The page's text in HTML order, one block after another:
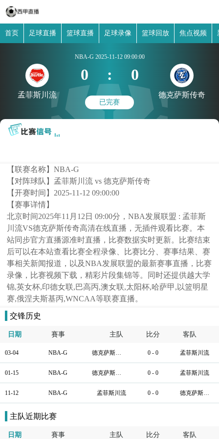
首页 足球直播 篮球直播 足球录像 篮球回放 焦点视频
孟菲斯川流
NBA-G 2025-11-12 09:00:00
0 : 0
已完赛
德克萨斯传奇
【联赛名称】NBA-G
【对阵球队】 孟菲斯川流 vs 德克萨斯传奇
【开赛时间】 2025-11-12 09:00:00
【赛事详情】
北京时间2025年11月12日 09:00分，NBA发展联盟 : 孟菲斯
川流VS德克萨斯传奇高清在线直播，无插件观看比赛。本
站同步官方直播源准时直播，比赛数据实时更新。比赛结束
后可以在本站查看比赛全程录像、比赛比分、赛事结果、赛
事相关新闻报道，以及NBA发展联盟的最新赛事直播，比赛
录像，比赛视频下载，精彩片段集锦等。同时还提供越大学
锦,英女杯,印德女联,巴高丙,澳女联,太阳杯,哈萨甲,以篮明星
赛,俄涅夫斯基丙,WNCAA等联赛直播。
交锋历史
日期 賽事 主队 比分 客队
03-04 NBA-G 德克萨斯传奇 0 - 0 孟菲斯川流
01-15 NBA-G 德克萨斯传奇 0 - 0 孟菲斯川流
11-12 NBA-G 孟菲斯川流 0 - 0 德克萨斯传奇
主队近期比赛
日期 賽事 主队 比分 客队